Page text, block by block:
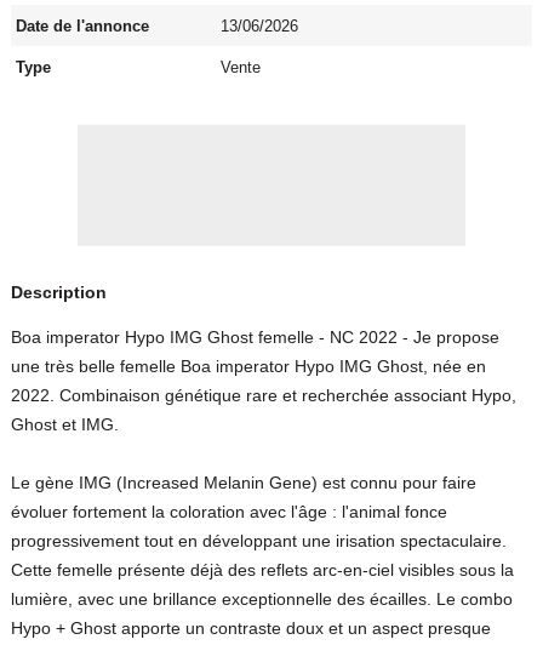
Date de l'annonce 13/06/2026
Type Vente
Description
Boa imperator Hypo IMG Ghost femelle - NC 2022 - Je propose
une très belle femelle Boa imperator Hypo IMG Ghost, née en
2022. Combinaison génétique rare et recherchée associant Hypo,
Ghost et IMG.
Le gène IMG (Increased Melanin Gene) est connu pour faire
évoluer fortement la coloration avec l'âge : l'animal fonce
progressivement tout en développant une irisation spectaculaire.
Cette femelle présente déjà des reflets arc-en-ciel visibles sous la
lumière, avec une brillance exceptionnelle des écailles. Le combo
Hypo + Ghost apporte un contraste doux et un aspect presque